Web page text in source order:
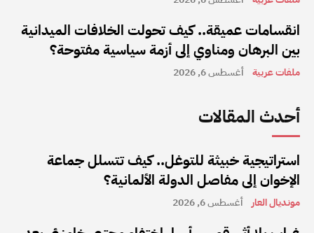
انقسامات عميقة.. كيف تحولت الخلافات الميدانية
بين البرهان ومناوي إلى أزمة سياسية مفتوحة؟
ملفات عربية أغسطس 6, 2026
أحدث المقالات
استراتيجية خبيثة للتوغل.. كيف تتسلل جماعة
الإخوان إلى مفاصل الدولة الألمانية؟
مونديال العار أغسطس 6, 2026